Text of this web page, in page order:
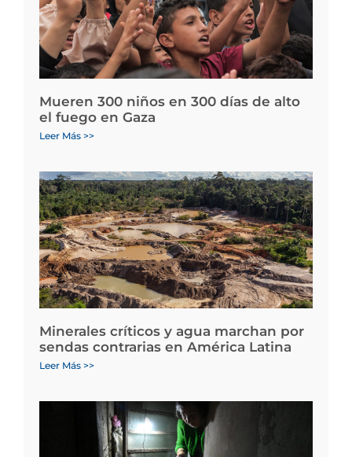
Mueren 300 niños en 300 días de alto
el fuego en Gaza
Leer Más >>
Minerales críticos y agua marchan por
sendas contrarias en América Latina
Leer Más >>